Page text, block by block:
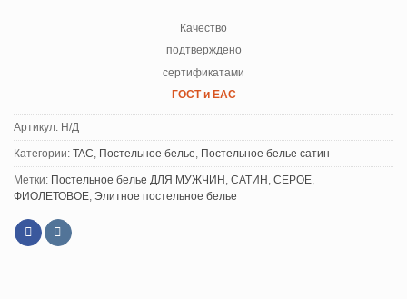
Качество
подтверждено
сертификатами
ГОСТ и ЕАС
Артикул: Н/Д
Категории: TAC Постельное белье Постельное белье сатин
Метки: Постельное белье ДЛЯ МУЖЧИН САТИН СЕРОЕ
ФИОЛЕТОВОЕ Элитное постельное белье